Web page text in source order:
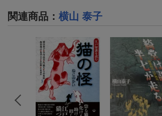
関連商品 ： 横山 泰子